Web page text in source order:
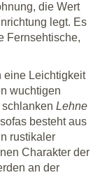
die Wert
legt. Es
Fernsehtische,
eine Leichtigkeit
wuchtigen
Lehne
besteht aus
rustikaler
Charakter der
an der